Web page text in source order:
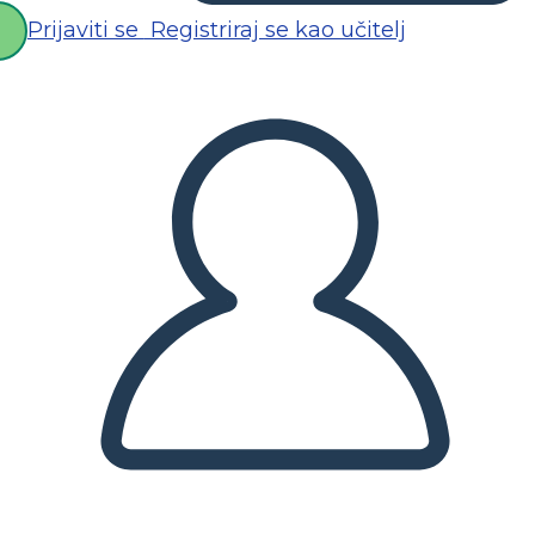
Prijaviti se Registriraj se kao učitelj